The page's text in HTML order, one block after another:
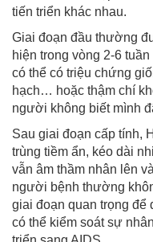
tiến triển khác nhau.
Giai đoạn đầu thường
hiện trong vòng 2-6
có thể có triệu chứng
hạch… hoặc thậm chí
người không biết mình
Sau giai đoạn cấp tính,
trùng tiềm ẩn, kéo dài
vẫn âm thầm nhân lên
người bệnh thường
giai đoạn quan trọng để
có thể kiểm soát sự